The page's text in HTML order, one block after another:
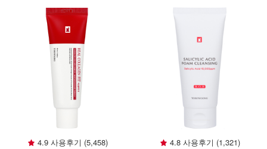
4.9 사용후기 (5,458) 4.8 사용후기 (1,321)